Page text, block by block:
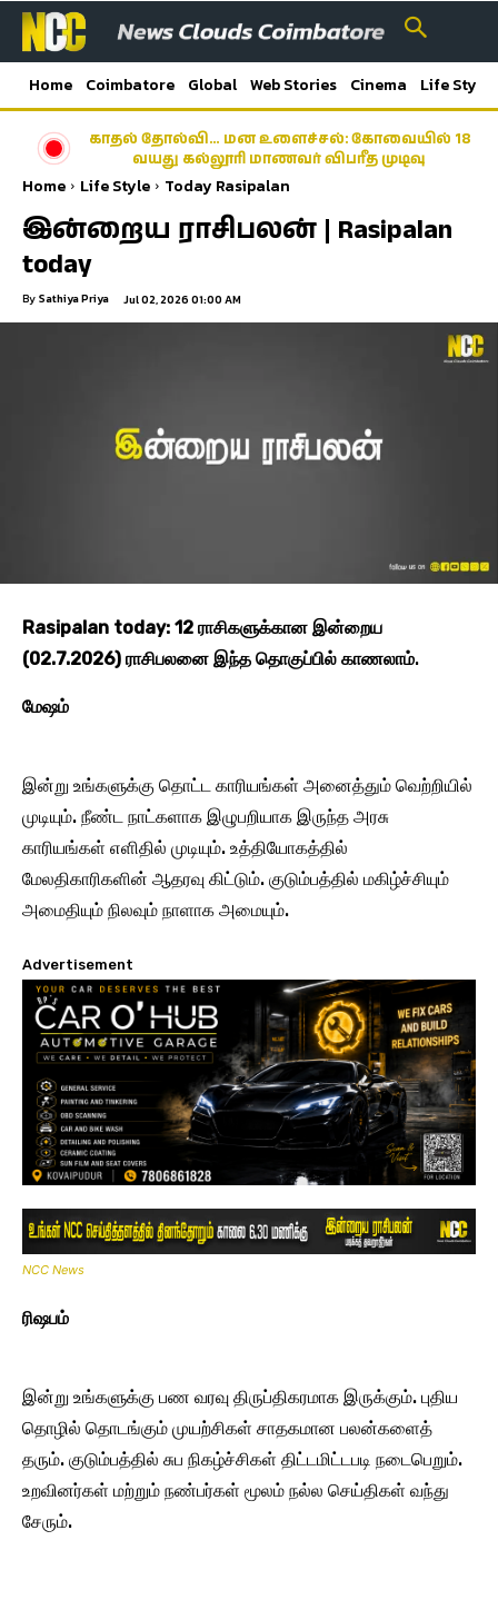
Home Coimbatore Global Web Stories Cinema Life Style
காதல் தோல்வி… மன உளைச்சல்: கோவையில் 18
வயது கல்லூரி மாணவர் விபரீத முடிவு
Home Life Style Today Rasipalan
இன்றைய ராசிபலன் | Rasipalan
today
By Sathiya Priya Jul 02, 2026 01:00 AM
Rasipalan today: 12 ராசிகளுக்கான இன்றைய
(02.7.2026) ராசிபலனை இந்த தொகுப்பில் காணலாம்.
மேஷம்
இன்று உங்களுக்கு தொட்ட காரியங்கள் அனைத்தும் வெற்றியில்
முடியும். நீண்ட நாட்களாக இழுபறியாக இருந்த அரசு
காரியங்கள் எளிதில் முடியும். உத்தியோகத்தில்
மேலதிகாரிகளின் ஆதரவு கிட்டும். குடும்பத்தில் மகிழ்ச்சியும்
அமைதியும் நிலவும் நாளாக அமையும்.
Advertisement
NCC News
ரிஷபம்
இன்று உங்களுக்கு பண வரவு திருப்திகரமாக இருக்கும். புதிய
தொழில் தொடங்கும் முயற்சிகள் சாதகமான பலன்களைத்
தரும். குடும்பத்தில் சுப நிகழ்ச்சிகள் திட்டமிட்டபடி நடைபெறும்.
உறவினர்கள் மற்றும் நண்பர்கள் மூலம் நல்ல செய்திகள் வந்து
சேரும்.